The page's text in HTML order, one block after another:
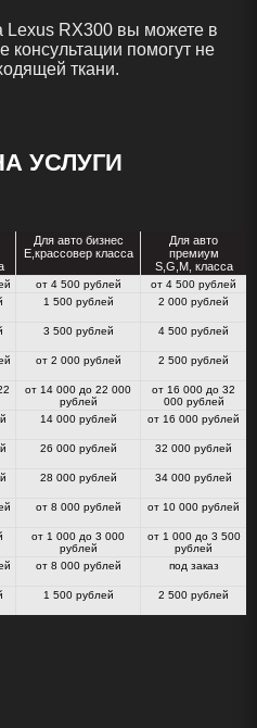
Lexus RX300 вы можете в
помогут не
ткани.
УСЛУГИ
Для авто бизнес
E,крассовер класса
Для авто
премиум
S,G,M, класса
от 4 500 рублей
от 4 500 рублей
1 500 рублей 2 000 рублей
3 500 рублей 4 500 рублей
от 2 000 рублей 2 500 рублей
от 14 000 до 22 000
рублей
от 16 000 до 32
000 рублей
14 000 рублей от 16 000 рублей
26 000 рублей 32 000 рублей
28 000 рублей 34 000 рублей
от 8 000 рублей от 10 000 рублей
от 1 000 до 3 000
рублей
от 1 000 до 3 500
рублей
от 8 000 рублей под заказ
1 500 рублей 2 500 рублей